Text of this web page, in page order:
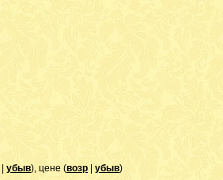
убыв), цене (возр убыв)